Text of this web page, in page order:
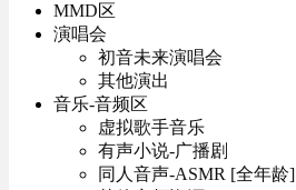
MMD区
演唱会
初音未来演唱会
其他演出
音乐-音频区
虚拟歌手音乐
有声小说-广播剧
同人音声-ASMR [全年龄]